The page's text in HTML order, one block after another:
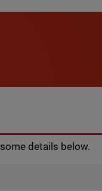
details below.